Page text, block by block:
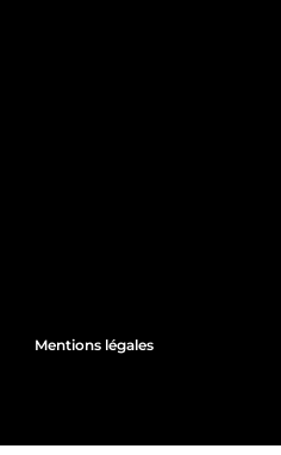
Mentions légales